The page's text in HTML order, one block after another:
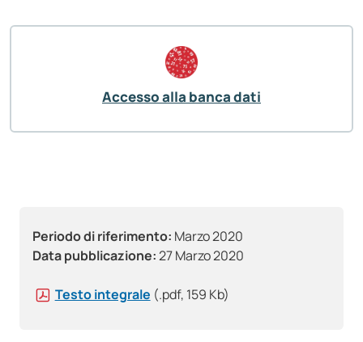
Periodo di riferimento: Marzo 2020
Data pubblicazione:27 Marzo 2020
Testo integrale (.pdf, 159 Kb)
Accesso alla banca dati